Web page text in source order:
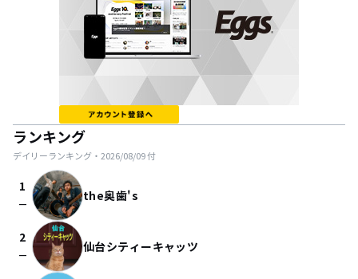
ランキング
デイリーランキング・ 2026/08/09付
1
check_indeterminate_small the奥歯's
2
check_indeterminate_small 仙台シティーキャッツ